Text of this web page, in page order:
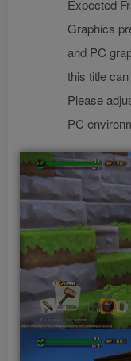
Expected
Graphics
and PC
this title
Please
PC